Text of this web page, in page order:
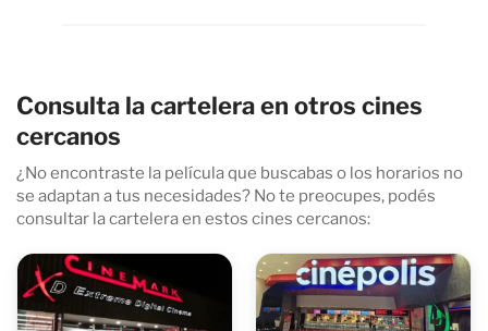
Consulta la cartelera en otros cines
cercanos
¿No encontraste la película que buscabas o los horarios no
se adaptan a tus necesidades? No te preocupes, podés
consultar la cartelera en estos cines cercanos: